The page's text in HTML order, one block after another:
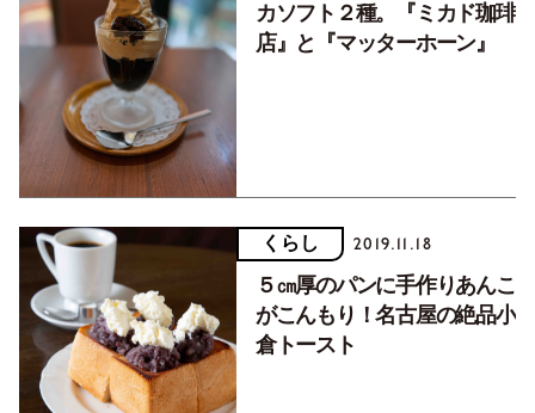
カソフト２種。『ミカド珈琲
店』と『マッターホーン』
くらし 2019.11.18
５㎝厚のパンに手作りあんこ
がこんもり！名古屋の絶品小
倉トースト